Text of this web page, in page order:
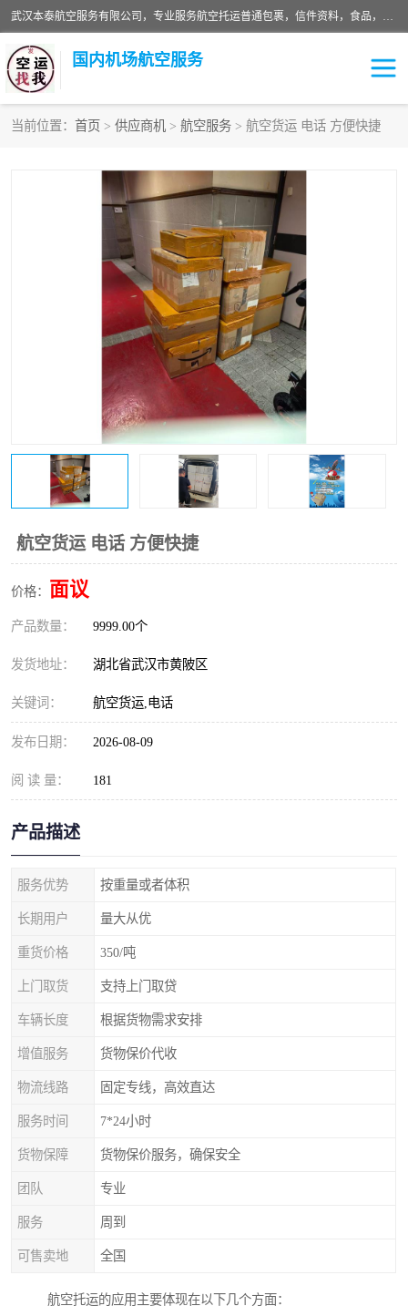
武汉本泰航空服务有限公司，专业服务航空托运普通包裹，信件资料，食品，服装，快消品等运输的专线空运，完善的网络服务确保为客户提供准确、*、安全的“门对门”服务，本着“诚信为本、精诚合作”的服务宗旨.“以安全运输为保障，以运价合理要求市场”的经营理念。武汉机场货运、武汉航空物流、武汉空运、武汉天河国际机场东方、南方、国际航空、机场空运业务覆盖国内二三线机场城市，如：武汉-敦煌、武汉-柳州等
国内机场航空服务
当前位置： 首页 > 供应商机 > 航空服务 > 航空货运 电话 方便快捷
航空货运 电话 方便快捷
价格： 面议
产品数量： 9999.00个
发货地址： 湖北省武汉市黄陂区
关键词： 航空货运,电话
发布日期： 2026-08-09
阅 读 量： 181
产品描述
服务优势 按重量或者体积
长期用户 量大从优
重货价格 350/吨
上门取货 支持上门取贷
车辆长度 根据货物需求安排
增值服务 货物保价代收
物流线路 固定专线，高效直达
服务时间 7*24小时
货物保障 货物保价服务，确保安全
团队 专业
服务 周到
可售卖地 全国
航空托运的应用主要体现在以下几个方面：